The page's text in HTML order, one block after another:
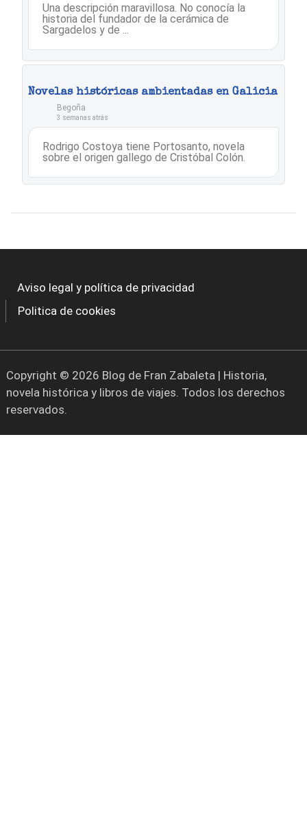
Una descripción maravillosa. No conocía la
historia del fundador de la cerámica de
Sargadelos y de ...
Novelas históricas ambientadas en Galicia
Begoña
3 semanas atrás
Rodrigo Costoya tiene Portosanto, novela
sobre el origen gallego de Cristóbal Colón.
Aviso legal y política de privacidad
Politica de cookies
Copyright © 2026 Blog de Fran Zabaleta | Historia,
novela histórica y libros de viajes. Todos los derechos
reservados.